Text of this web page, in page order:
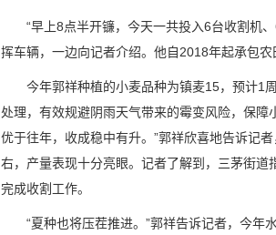
“早上8点半开镰，今天一共投入6台收割机
挥车辆，一边向记者介绍。他自2018年起承包
今年郭祥种植的小麦品种为镇麦15，预计1
处理，有效规避阴雨天气带来的霉变风险，保
优于往年，收成稳中有升。”郭祥欣喜地告诉记
右，产量表现十分亮眼。记者了解到，三茅街
完成收割工作。
“夏种也将压茬推进。”郭祥告诉记者，今